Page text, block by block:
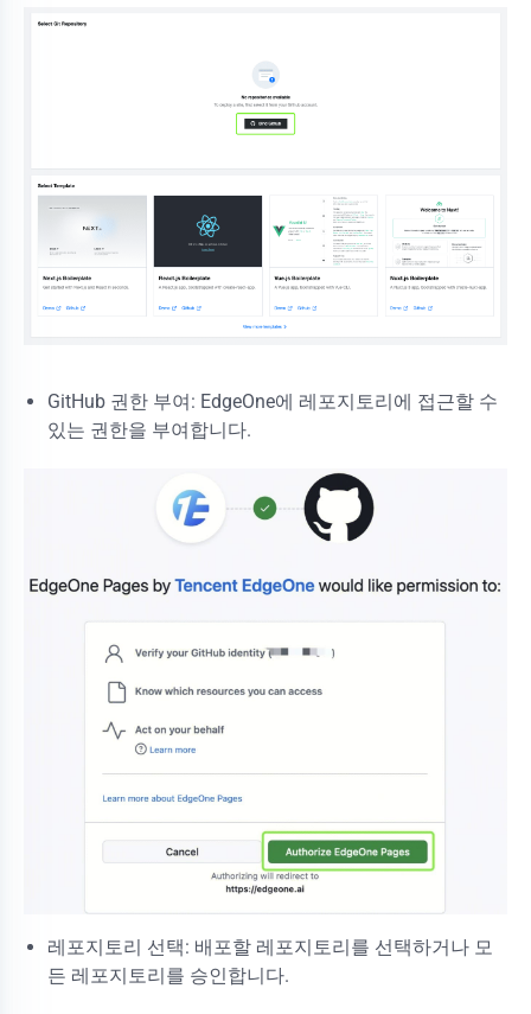
GitHub 권한 부여: EdgeOne에 레포지토리에 접근할 수
있는 권한을 부여합니다.
레포지토리 선택: 배포할 레포지토리를 선택하거나 모
든 레포지토리를 승인합니다.